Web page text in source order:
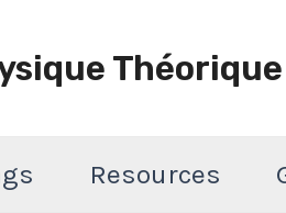
Resources